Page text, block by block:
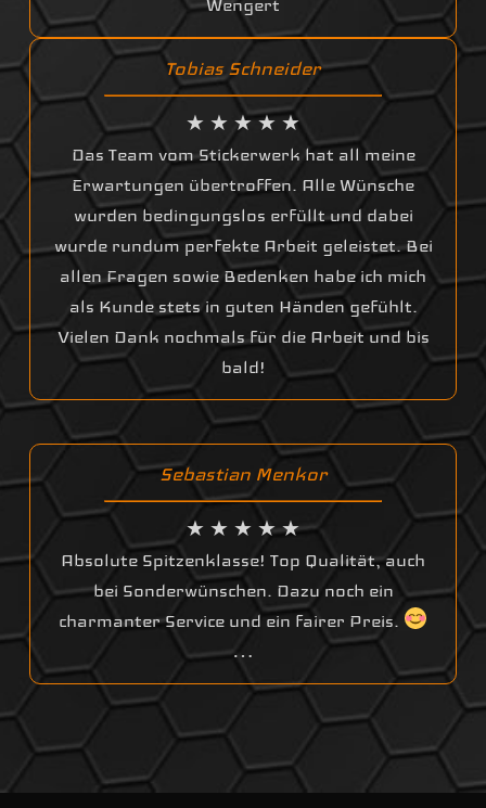
Wengert
Tobias Schneider
★ ★ ★ ★ ★
Das Team vom Stickerwerk hat all meine
Erwartungen übertroffen. Alle Wünsche
wurden bedingungslos erfüllt und dabei
wurde rundum perfekte Arbeit geleistet. Bei
allen Fragen sowie Bedenken habe ich mich
als Kunde stets in guten Händen gefühlt.
Vielen Dank nochmals für die Arbeit und bis
bald!
Sebastian Menkor
★ ★ ★ ★ ★
Absolute Spitzenklasse! Top Qualität, auch
bei Sonderwünschen. Dazu noch ein
charmanter Service und ein fairer Preis.
…